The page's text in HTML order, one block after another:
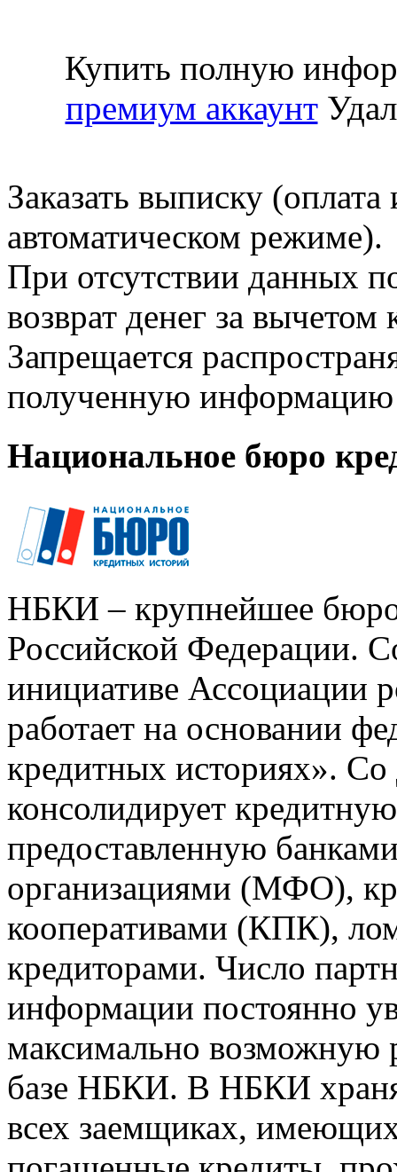
Купить полную
премиум аккаунт
Заказать выписку
автоматическом режиме).
При отсутствии данных
возврат денег за
Запрещается
полученную информацию
Национальное бюро
НБКИ – крупнейшее
Российской Федерации.
инициативе Ассоциации
работает на основании
кредитных историях».
консолидирует
предоставленную
организациями (МФО),
кооперативами (КПК),
кредиторами. Число
информации постоянно
максимально возможную
базе НБКИ. В НБКИ
всех заемщиках,